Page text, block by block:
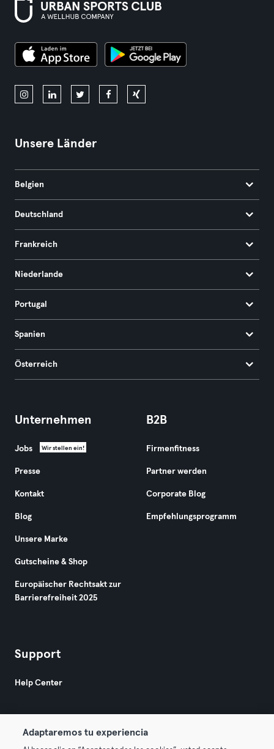
Unsere Länder
Belgien
Deutschland
Frankreich
Niederlande
Portugal
Spanien
Österreich
Unternehmen
Jobs Wir stellen ein!
Presse
Kontakt
Blog
Unsere Marke
Gutscheine & Shop
Europäischer Rechtsakt zur
Barrierefreiheit 2025
B2B
Firmenfitness
Partner werden
Corporate Blog
Empfehlungsprogramm
Support
Help Center
Adaptaremos tu experiencia